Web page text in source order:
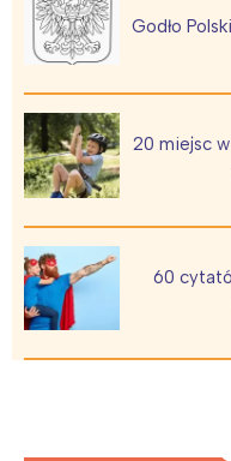
Godło
20 miejsc
60